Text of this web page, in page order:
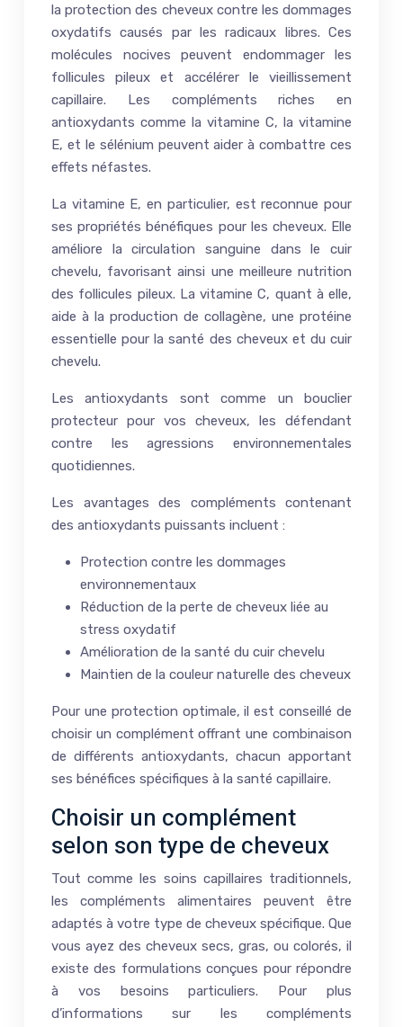
la protection des cheveux contre les dommages
oxydatifs causés par les radicaux libres. Ces
molécules nocives peuvent endommager les
follicules pileux et accélérer le vieillissement
capillaire. Les compléments riches en
antioxydants comme la vitamine C, la vitamine
E, et le sélénium peuvent aider à combattre ces
effets néfastes.
La vitamine E, en particulier, est reconnue pour
ses propriétés bénéfiques pour les cheveux. Elle
améliore la circulation sanguine dans le cuir
chevelu, favorisant ainsi une meilleure nutrition
des follicules pileux. La vitamine C, quant à elle,
aide à la production de collagène, une protéine
essentielle pour la santé des cheveux et du cuir
chevelu.
Les antioxydants sont comme un bouclier
protecteur pour vos cheveux, les défendant
contre les agressions environnementales
quotidiennes.
Les avantages des compléments contenant
des antioxydants puissants incluent :
Protection contre les dommages
environnementaux
Réduction de la perte de cheveux liée au
stress oxydatif
Amélioration de la santé du cuir chevelu
Maintien de la couleur naturelle des cheveux
Pour une protection optimale, il est conseillé de
choisir un complément offrant une combinaison
de différents antioxydants, chacun apportant
ses bénéfices spécifiques à la santé capillaire.
Choisir un complément
selon son type de cheveux
Tout comme les soins capillaires traditionnels,
les compléments alimentaires peuvent être
adaptés à votre type de cheveux spécifique. Que
vous ayez des cheveux secs, gras, ou colorés, il
existe des formulations conçues pour répondre
à vos besoins particuliers. Pour plus
d’informations sur les compléments